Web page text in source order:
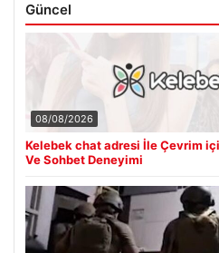
Güncel
08/08/2026
Kelebek chat adresi İle Çevrim
Ve Sohbet Deneyimi